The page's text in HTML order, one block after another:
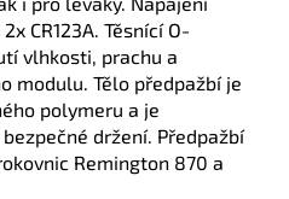
CR123A. Těsnící O-
vlhkosti, prachu a
modulu. Tělo předpažbí je
polymeru a je
držení. Předpažbí
Remington 870 a